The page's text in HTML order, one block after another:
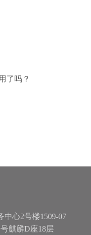
了吗？
心2号楼1509-07
麒麟D座18层